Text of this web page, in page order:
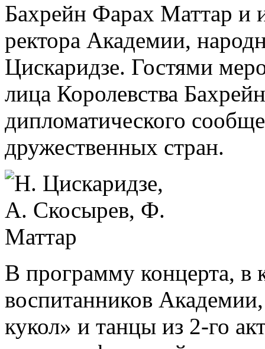
Бахрейн Фарах Маттар и
ректора Академии,
Цискаридзе. Гостями
лица Королевства
дипломатического
дружественных стран.
В программу концерта, в
воспитанников
кукол» и танцы из 2-го